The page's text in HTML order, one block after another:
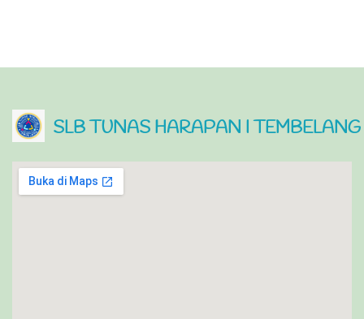
SLB TUNAS HARAPAN I TEMBELANG